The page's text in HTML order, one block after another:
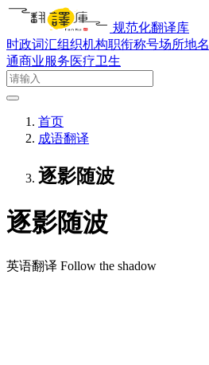
规范化翻译库
时政词汇组织机构职衔称号场所地名
通商业服务医疗卫生
首页
成语翻译
逐影随波
逐影随波
英语翻译 Follow the shadow